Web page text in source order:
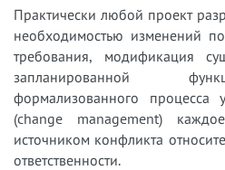
Практически любой проект
необходимостью изменений
требования, модификация
запланированной
формализованного процесса
(change management)
источником конфликта
ответственности.